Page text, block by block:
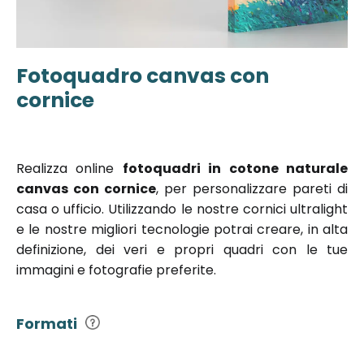
Fotoquadro canvas con
cornice
Vai
della
Realizza online fotoquadri in cotone naturale
canvas con cornice, per personalizzare pareti di
casa o ufficio. Utilizzando le nostre cornici ultralight
e le nostre migliori tecnologie potrai creare, in alta
definizione, dei veri e propri quadri con le tue
immagini e fotografie preferite.
Formati